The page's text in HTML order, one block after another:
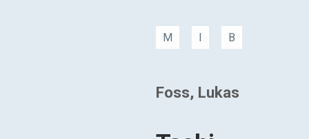
M I B
Foss, Lukas